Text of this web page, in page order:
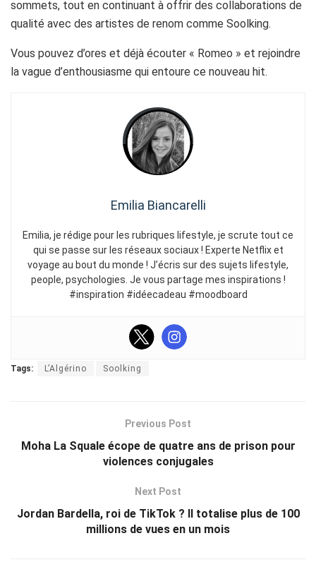
sommets, tout en continuant à offrir des collaborations de
qualité avec des artistes de renom comme Soolking.
Vous pouvez d’ores et déjà écouter « Romeo » et rejoindre
la vague d’enthousiasme qui entoure ce nouveau hit.
Emilia Biancarelli
Emilia, je rédige pour les rubriques lifestyle, je scrute tout ce
qui se passe sur les réseaux sociaux ! Experte Netflix et
voyage au bout du monde ! J’écris sur des sujets lifestyle,
people, psychologies. Je vous partage mes inspirations !
#inspiration #idéecadeau #moodboard
Tags: L’Algérino Soolking
Previous Post
Moha La Squale écope de quatre ans de prison pour
violences conjugales
Next Post
Jordan Bardella, roi de TikTok ? Il totalise plus de 100
millions de vues en un mois